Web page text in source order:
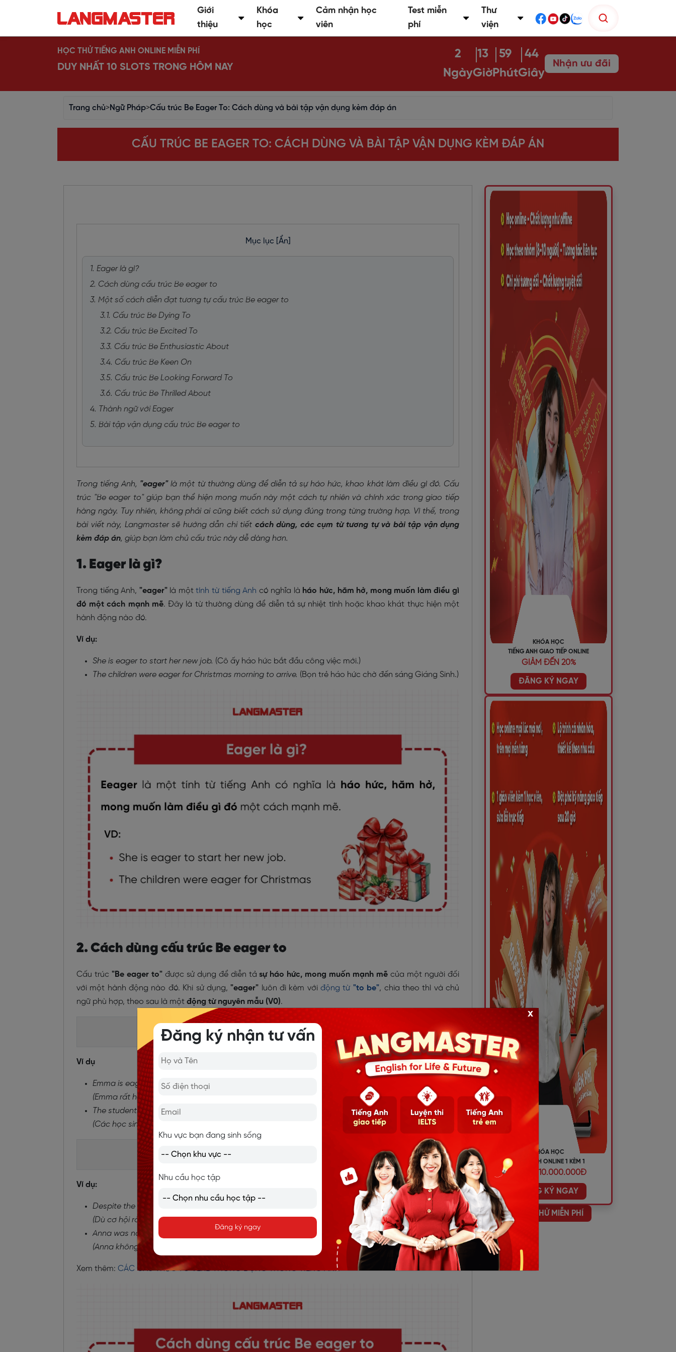
Giới
thiệu
Khóa
học
Cảm nhận học
viên
Test miễn
phí
Thư
viện
HỌC THỬ TIẾNG ANH ONLINE MIỄN PHÍ
DUY NHẤT 10 SLOTS TRONG HÔM NAY
2
Ngày
13
Giờ
59
Phút
43
Giây
Nhận ưu đãi
Trang chủ>Ngữ Pháp>Cấu trúc Be Eager To: Cách dùng và bài tập vận dụng kèm đáp án
CẤU TRÚC BE EAGER TO: CÁCH DÙNG VÀ BÀI TẬP VẬN DỤNG KÈM ĐÁP ÁN
Mục lục [Ẩn]
1. Eager là gì?
2. Cách dùng cấu trúc Be eager to
3. Một số cách diễn đạt tương tự cấu trúc Be eager to
3.1. Cấu trúc Be Dying To
3.2. Cấu trúc Be Excited To
3.3. Cấu trúc Be Enthusiastic About
3.4. Cấu trúc Be Keen On
3.5. Cấu trúc Be Looking Forward To
3.6. Cấu trúc Be Thrilled About
4. Thành ngữ với Eager
5. Bài tập vận dụng cấu trúc Be eager to
Trong tiếng Anh, "eager"là một từ thường dùng để diễn tả sự háo hức, khao khát làm điều gì đó. Cấu
trúc "Be eager to" giúp bạn thể hiện mong muốn này một cách tự nhiên và chính xác trong giao tiếp
hàng ngày. Tuy nhiên, không phải ai cũng biết cách sử dụng đúng trong từng trường hợp. Vì thế, trong
bài viết này, Langmaster sẽ hướng dẫn chi tiết cách dùng, các cụm từ tương tự và bài tập vận dụng
kèm đáp án, giúp bạn làm chủ cấu trúc này dễ dàng hơn.
1. Eager là gì?
Trong tiếng Anh, "eager"là mộttính từ tiếng Anh có nghĩa là háo hức, hăm hở, mong muốn làm điều gì
đó một cách mạnh mẽ. Đây là từ thường dùng để diễn tả sự nhiệt tình hoặc khao khát thực hiện một
hành động nào đó.
Ví dụ:
She is eager to start her new job. (Cô ấy háo hức bắt đầu công việc mới.)
The children were eager for Christmas morning to arrive. (Bọn trẻ háo hức chờ đến sáng Giáng Sinh.)
2. Cách dùng cấu trúc Be eager to
Cấu trúc "Be eager to"được sử dụng để diễn tảsự háo hức, mong muốn mạnh mẽ của một người đối
với một hành động nào đó. Khi sử dụng, "eager" luôn đi kèm vớiđộng từ "to be", chia theo thì và chủ
ngữ phù hợp, theo sau là một động từ nguyên mẫu (V0).
Dạng khẳng định: S + be eager to + V (động từ nguyên mẫu)
Ví dụ
Emma is eager to visit Japan next summer.
(Emma rất háo hức được đến Nhật Bản vào mùa hè tới.)
The students were eager to participate in the science competition.
(Các học sinh rất mong muốn được tham gia cuộc thi khoa học.)
Phủ định: S + be + not + eager to + V (động từ nguyên mẫu)
Ví dụ:
Despite the exciting opportunity, Jack is not eager to move to another country.
(Dù cơ hội rất hấp dẫn, Jack không hề hào hứng với việc chuyển đến một quốc gia khác.)
Anna was not eager to speak in front of a large audience.
(Anna không hề háo hức phát biểu trước một đám đông lớn.)
Xem thêm: CÁC CẤU TRÚC TO VERB THÔNG DỤNG TRONG TIẾNG ANH
KHÓA HỌC
TIẾNG ANH GIAO TIẾP ONLINE
GIẢM ĐẾN 20%
ĐĂNG KÝ NGAY
KHÓA HỌC
TIẾNG ANH ONLINE 1 KÈM 1
ƯU ĐÃI 10.000.000Đ
ĐĂNG KÝ NGAY
HỌC THỬ MIỄN PHÍ
Đăng ký nhận tư vấn
Khu vực bạn đang sinh sống
Nhu cầu học tập
Đăng ký ngay
x